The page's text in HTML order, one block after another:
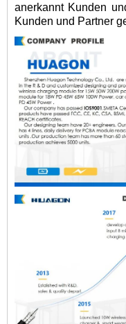
anerkannt Kunden
Kunden und Partner